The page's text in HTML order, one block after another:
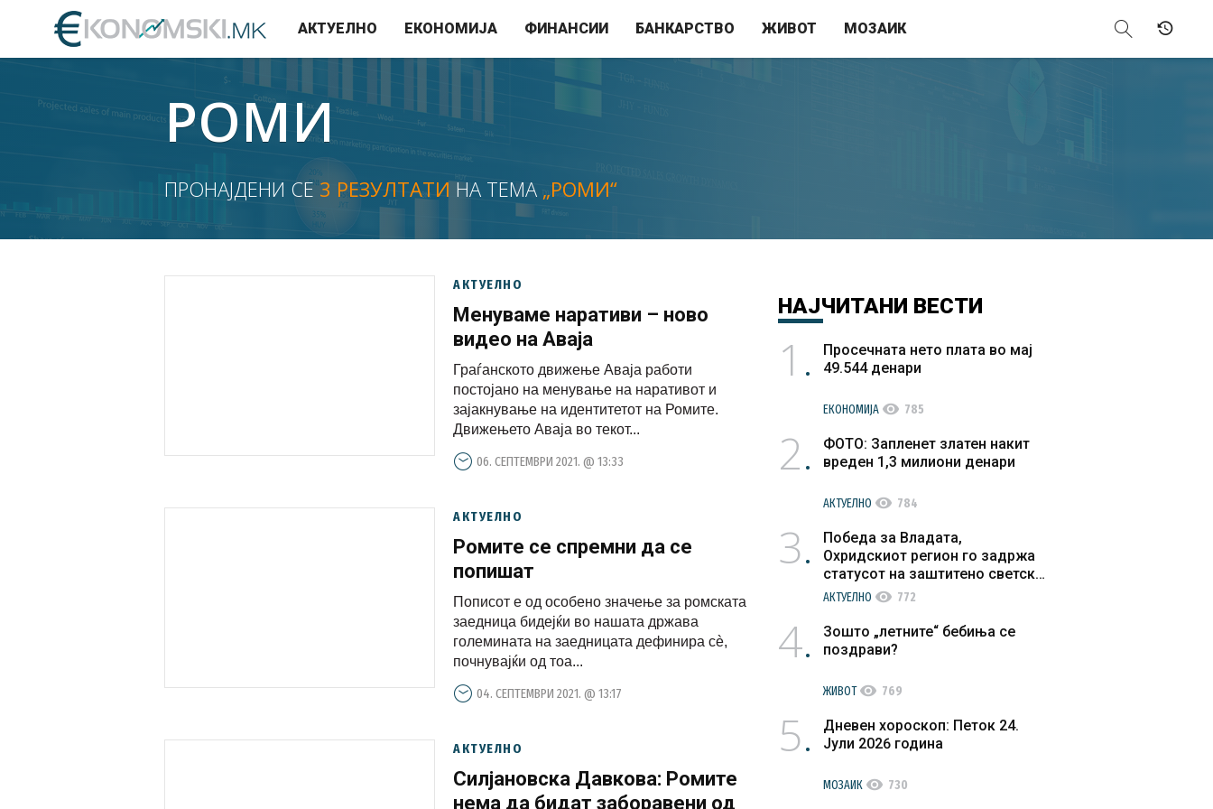
АКТУЕЛНО ЕКОНОМИЈА ФИНАНСИИ БАНКАРСТВО ЖИВОТ МОЗАИК
РОМИ
ПРОНАЈДЕНИ СЕ3 РЕЗУЛТАТИНА ТЕМА „РОМИ“
АКТУЕЛНО
Менуваме наративи – ново
видео на Аваја
Граѓанското движење Аваја работи
постојано на менување на наративот и
зајакнување на идентитетот на Ромите.
Движењето Аваја во текот...
06. СЕПТЕМВРИ 2021. @ 13:33
АКТУЕЛНО
Ромите се спремни да се
попишат
Пописот е од особено значење за ромската
заедница бидејќи во нашата држава
големината на заедницата дефинира сè,
почнувајќи од тоа...
04. СЕПТЕМВРИ 2021. @ 13:17
АКТУЕЛНО
Силјановска Давкова: Ромите
нема да бидат заборавени од
НАЈЧИТАНИ ВЕСТИ
1
Просечната нето плата во мај
49.544 денари
ЕКОНОМИЈА visibility 785
2
ФОТО: Запленет златен накит
вреден 1,3 милиони денари
АКТУЕЛНО visibility 784
3
Победа за Владата,
Охридскиот регион го задржа
статусот на заштитено светско
културно наследство
АКТУЕЛНО visibility 772
4
Зошто „летните“ бебиња се
поздрави?
ЖИВОТvisibility 769
5
Дневен хороскоп: Петок 24.
Јули 2026 година
МОЗАИК visibility 730